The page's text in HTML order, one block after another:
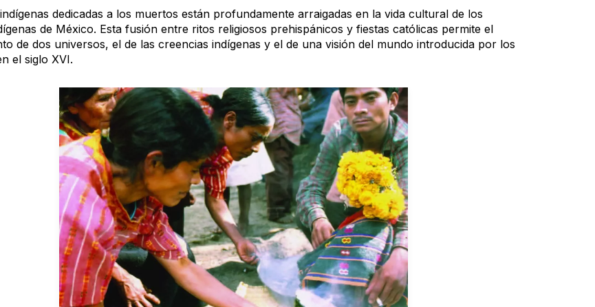
dedicadas a los muertos están profundamente arraigadas en la vida cultural de los
de México. Esta fusión entre ritos religiosos prehispánicos y fiestas católicas permite el
de dos universos, el de las creencias indígenas y el de una visión del mundo introducida por los
el siglo XVI.